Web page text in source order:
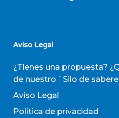
Aviso Legal
¿Tienes una propuesta?
de nuestro `Silo de
Aviso Legal
Política de privacidad